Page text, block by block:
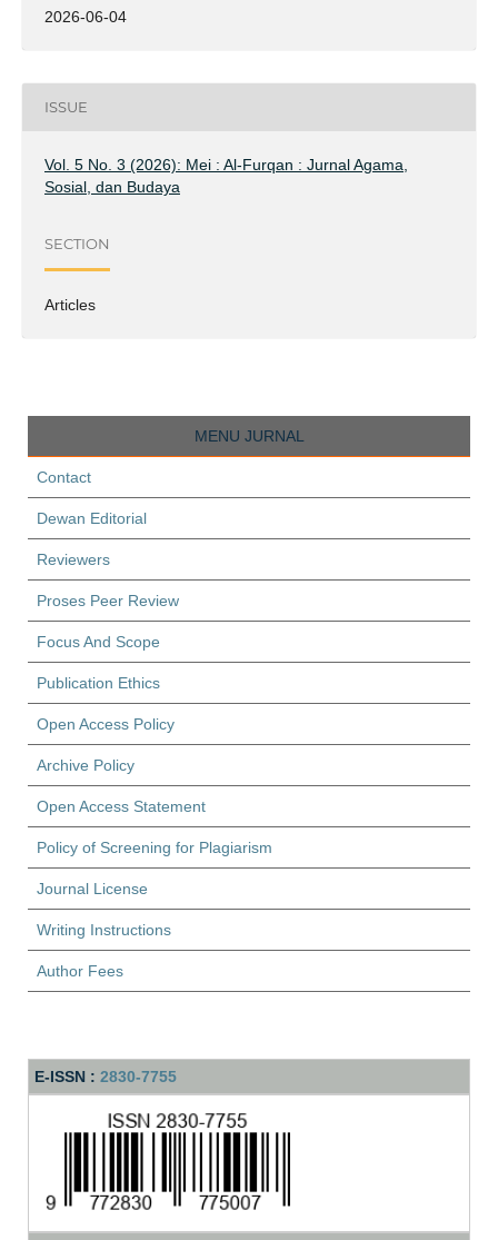
2026-06-04
ISSUE
Vol. 5 No. 3 (2026): Mei : Al-Furqan : Jurnal Agama,
Sosial, dan Budaya
SECTION
Articles
MENU JURNAL
Contact
Dewan Editorial
Reviewers
Proses Peer Review
Focus And Scope
Publication Ethics
Open Access Policy
Archive Policy
Open Access Statement
Policy of Screening for Plagiarism
Journal License
Writing Instructions
Author Fees
E-ISSN : 2830-7755